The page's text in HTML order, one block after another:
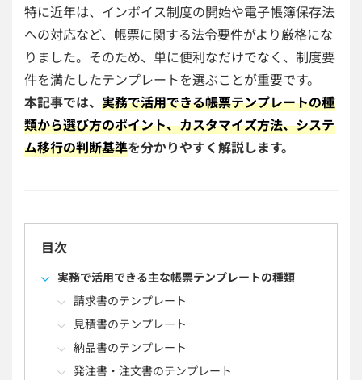
特に近年は、インボイス制度の開始や電子帳簿保存法
への対応など、帳票に関する法令要件がより厳格にな
りました。そのため、単に便利なだけでなく、制度要
件を満たしたテンプレートを選ぶことが重要です。
本記事では、 実務で活用できる帳票テンプレートの種
類から選び方のポイント、カスタマイズ方法、システ
ム移行の判断基準を分かりやすく解説します。
目次
実務で活用できる主な帳票テンプレートの種類
請求書のテンプレート
見積書のテンプレート
納品書のテンプレート
発注書・注文書のテンプレート